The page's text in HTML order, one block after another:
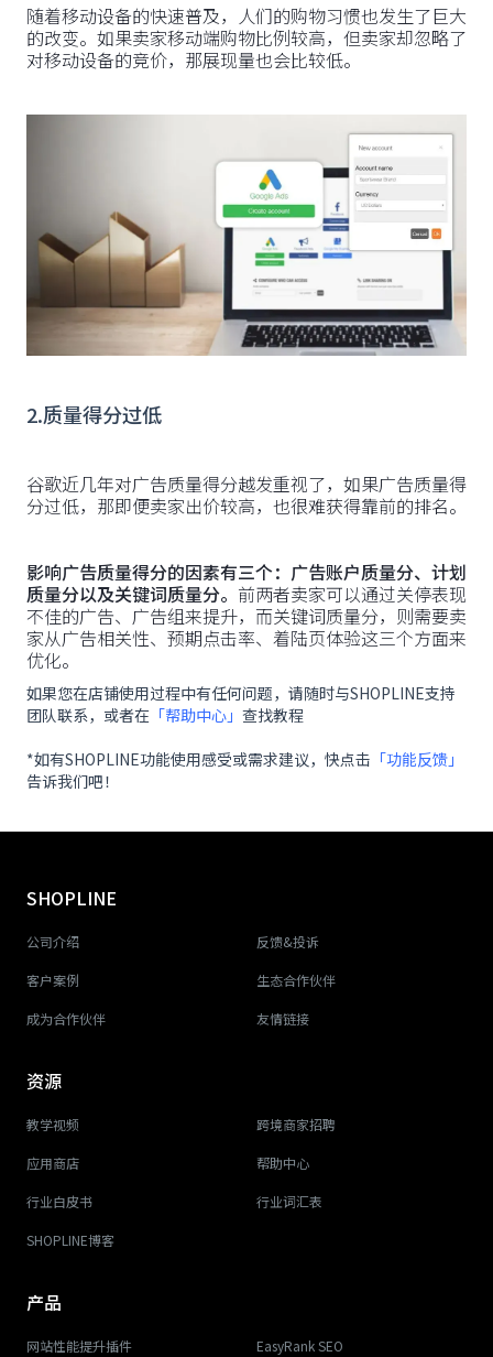
随着移动设备的快速普及，人们的购物习惯也发生了巨大
的改变。如果卖家移动端购物比例较高，但卖家却忽略了
对移动设备的竞价，那展现量也会比较低。
2.质量得分过低
谷歌近几年对广告质量得分越发重视了，如果广告质量得
分过低，那即便卖家出价较高，也很难获得靠前的排名。
影响广告质量得分的因素有三个：广告账户质量分、计划
质量分以及关键词质量分。 前两者卖家可以通过关停表现
不佳的广告、广告组来提升，而关键词质量分，则需要卖
家从广告相关性、预期点击率、着陆页体验这三个方面来
优化。
如果您在店铺使用过程中有任何问题，请随时与SHOPLINE支持
团队联系，或者在 「帮助中心」 查找教程
*如有SHOPLINE功能使用感受或需求建议，快点击 「功能反馈」
告诉我们吧！
SHOPLINE
公司介绍 反馈&投诉
客户案例 生态合作伙伴
成为合作伙伴 友情链接
资源
教学视频 跨境商家招聘
应用商店 帮助中心
行业白皮书 行业词汇表
SHOPLINE博客
产品
网站性能提升插件 EasyRank SEO